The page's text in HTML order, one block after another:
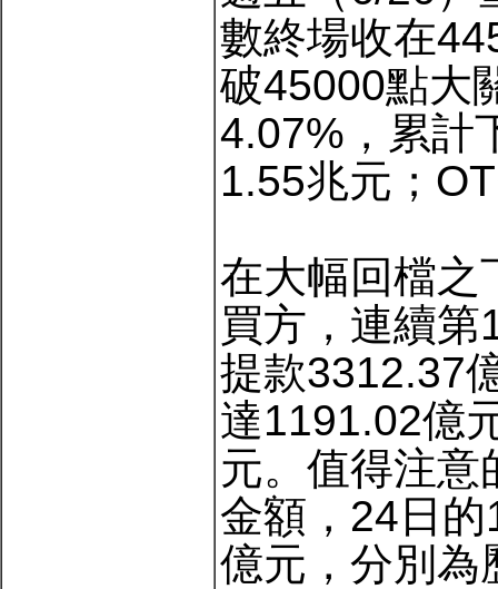
數終場收在
破45000點大
4.07%，累計
1.55兆元；
在大幅回檔之
買方，連續
提款3312.37
達1191.02億
元。值得注意
金額，24日
億元，分別為